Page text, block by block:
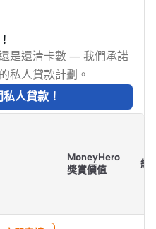
是還清卡數 — 我們承諾
私人貸款計劃。
人貸款！
MoneyHero
獎賞價值
總